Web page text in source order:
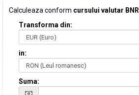
Calculeaza conform cursului valutar BNR
Transforma din:
in:
Suma: